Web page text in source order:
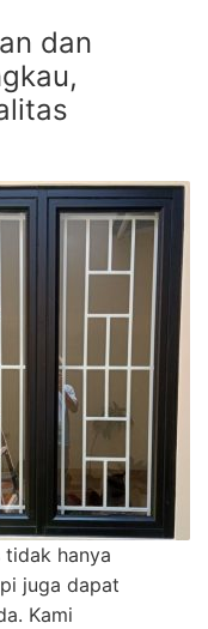
dan
tidak hanya
juga dapat
Kami